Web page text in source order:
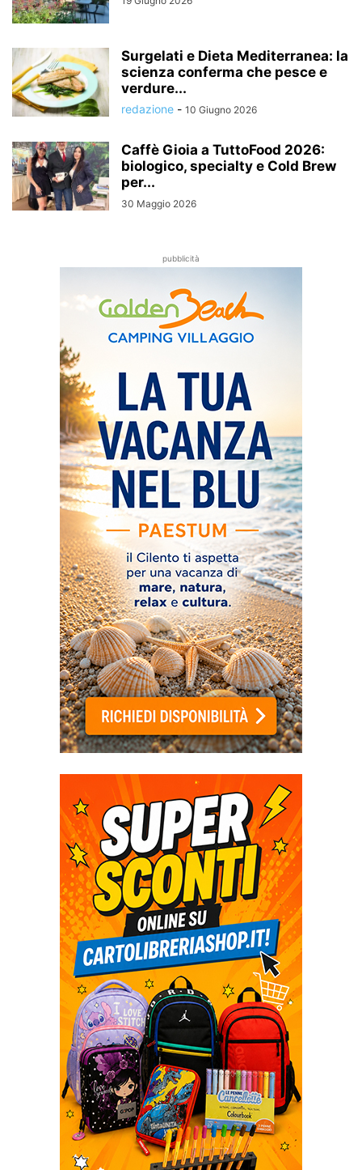
Surgelati e Dieta Mediterranea: la
scienza conferma che pesce e
verdure...
redazione - 10 Giugno 2026
Caffè Gioia a TuttoFood 2026:
biologico, specialty e Cold Brew
per...
30 Maggio 2026
pubblicità